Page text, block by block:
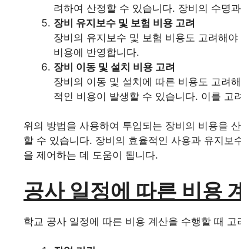
려하여 산정할 수 있습니다. 장비의 수명
장비 유지보수 및 보험 비용 고려
장비의 유지보수 및 보험 비용도 고려해
비용에 반영합니다.
장비 이동 및 설치 비용 고려
장비의 이동 및 설치에 따른 비용도 고려
적인 비용이 발생할 수 있습니다. 이를 고
위의 방법을 사용하여 투입되는 장비의 비용을
할 수 있습니다. 장비의 효율적인 사용과 유지
을 제어하는 데 도움이 됩니다.
공사 일정에 따른 비용
학교 공사 일정에 따른 비용 계산을 수행할 때